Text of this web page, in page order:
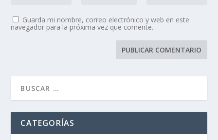
Guarda mi nombre, correo electrónico y web en este
navegador para la próxima vez que comente.
CATEGORÍAS